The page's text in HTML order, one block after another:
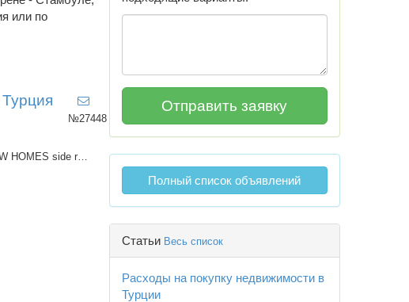
или по
VIEW HOMES side realty
№27448
Полный список объявлений
Статьи Весь список
Расходы на покупку недвижимости в
Турции